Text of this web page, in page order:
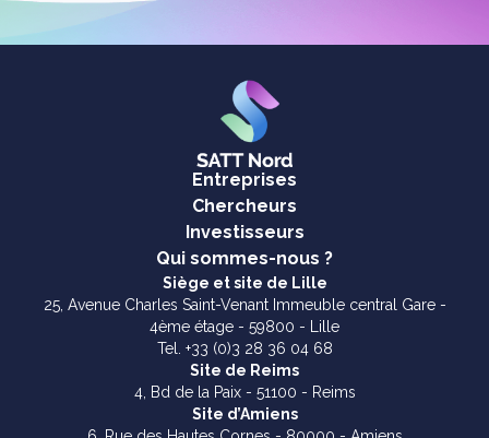
Entreprises
Chercheurs
Investisseurs
Qui sommes-nous ?
Siège et site de Lille
25, Avenue Charles Saint-Venant Immeuble central Gare -
4ème étage - 59800 - Lille
Tel. +33 (0)3 28 36 04 68
Site de Reims
4, Bd de la Paix - 51100 - Reims
Site d’Amiens